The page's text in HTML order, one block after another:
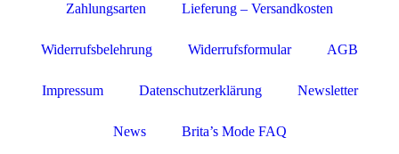
Zahlungsarten Lieferung – Versandkosten
Widerrufsbelehrung Widerrufsformular AGB
Impressum Datenschutzerklärung Newsletter
News Brita’s Mode FAQ